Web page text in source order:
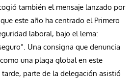
también el mensaje lanzado por
este año ha centrado el Primero
laboral, bajo el lema:
Una consigna que denuncia
una plaga global en este
parte de la delegación asistió